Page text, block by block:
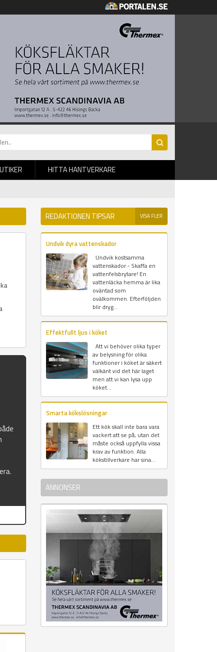
HITTA HANTVERKARE
REDAKTIONEN TIPSAR VISA FLER
Undvik dyra vattenskador
Undvik kostsamma
vattenskador - Skaffa en
vattenfelsbrytare! En
vattenläcka hemma är lika
oväntad som
ovälkommen. Efterföljden
blir dryg...
Effektfullt ljus i köket
Att vi behöver olika typer
av belysning för olika
funktioner i köket är säkert
välkänt vid det här laget
men att vi kan lysa upp
köket...
Smarta kökslösningar
Ett kök skall inte bara vara
vackert att se på, utan det
måste också uppfylla vissa
krav av funktion. Alla
kökstillverkare har sina...
ANNONSER